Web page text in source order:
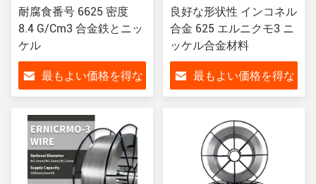
耐腐食番号 6625 密度
8.4 G/Cm3 合金鉄とニッ
ケル
最もよい価格を得な
良好な形状性 インコネル
合金 625 エルニクモ3 ニ
ッケル合金材料
最もよい価格を得な